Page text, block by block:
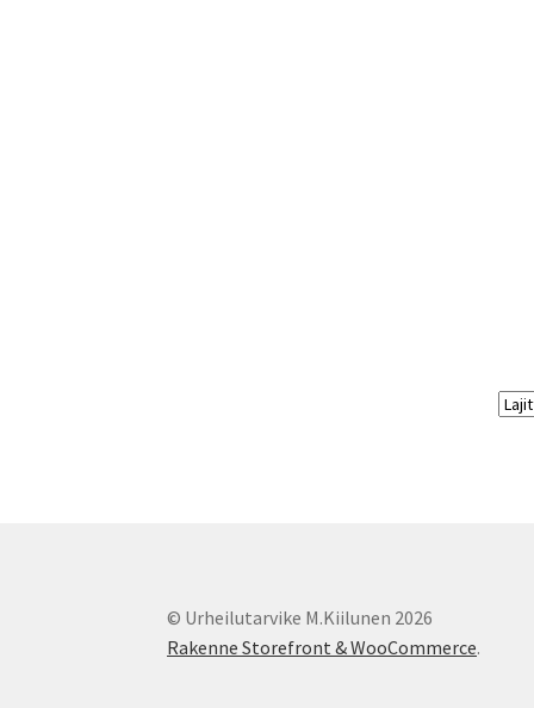
© Urheilutarvike M.Kiilunen 2026
Rakenne Storefront & WooCommerce.